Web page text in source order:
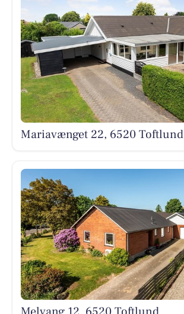
Mariavænget 22, 6520 Toftlund